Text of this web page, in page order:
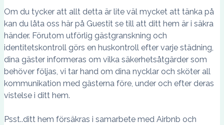
Om du tycker att allt detta är lite väl mycket att tänka på
kan du låta oss här på Guestit se till att ditt hem är i säkra
händer. Förutom utförlig gästgranskning och
identitetskontroll görs en huskontroll efter varje städning,
dina gäster informeras om vilka säkerhetsåtgärder som
behöver följas, vi tar hand om dina nycklar och sköter all
kommunikation med gästerna före, under och efter deras
vistelse i ditt hem.
Psst..ditt hem försäkras i samarbete med Airbnb och